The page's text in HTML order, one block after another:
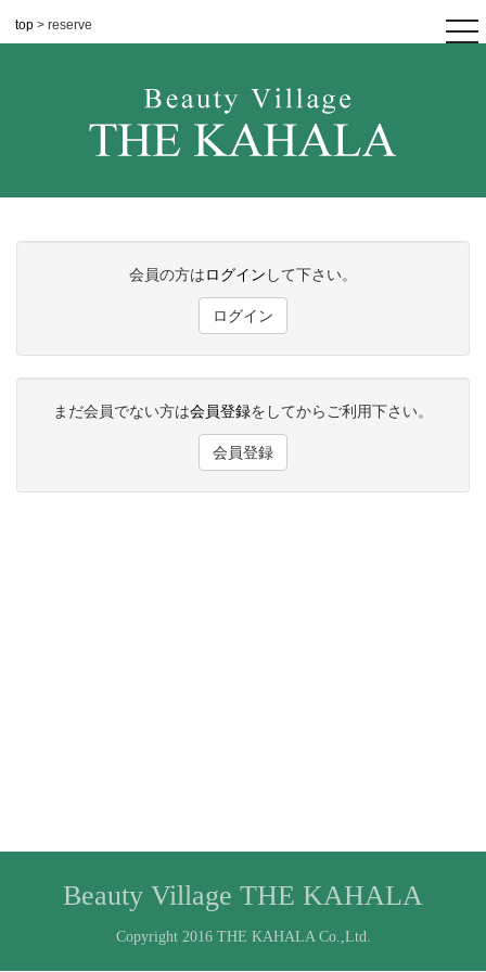
top > reserve
会員の方はログイン して下さい。
ログイン
まだ会員でない方は会員登録をしてからご利用下さい。
会員登録
Beauty Village THE KAHALA
Copyright 2016 THE KAHALA Co.,Ltd.